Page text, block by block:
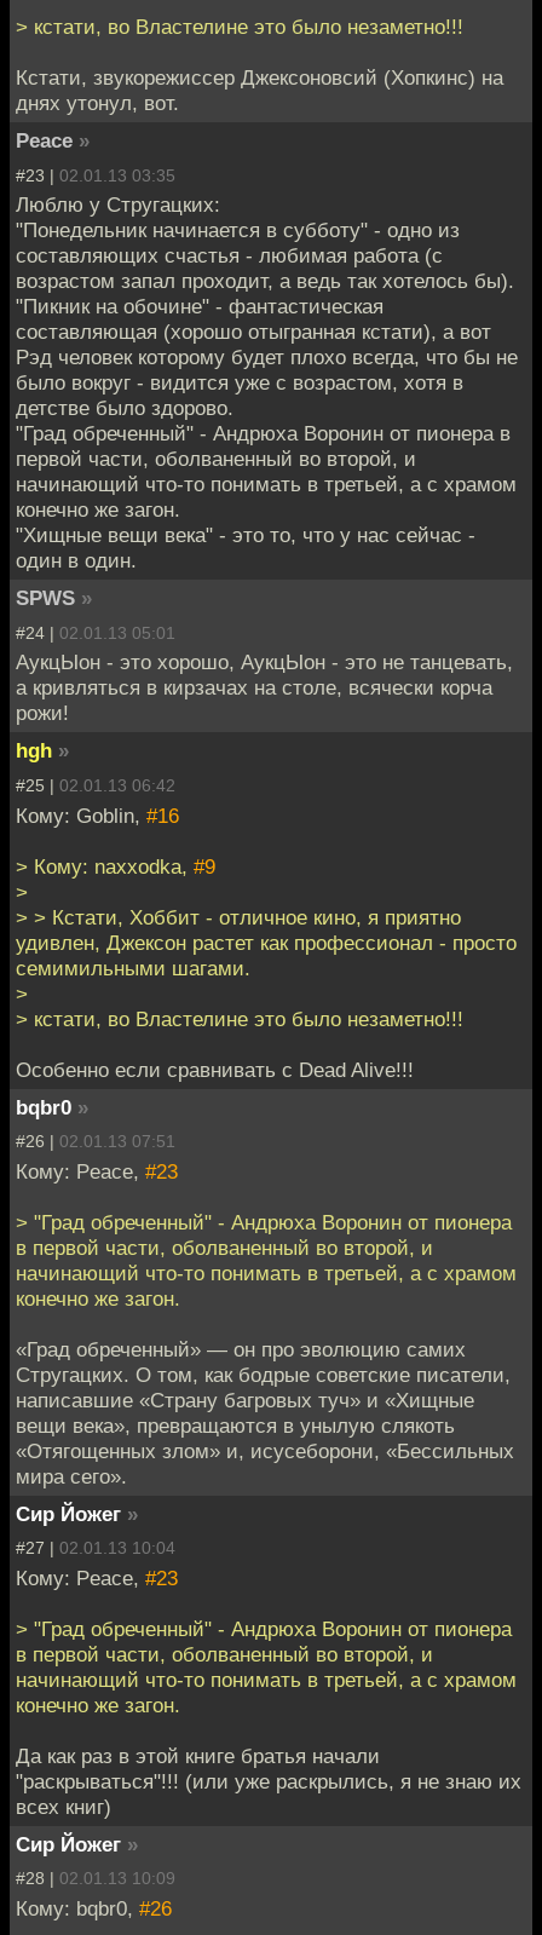
> кстати, во Властелине это было незаметно!!!
Кстати, звукорежиссер Джексоновсий (Хопкинс) на
днях утонул, вот.
Peace »
#23 | 02.01.13 03:35
Люблю у Стругацких:
"Понедельник начинается в субботу" - одно из
составляющих счастья - любимая работа (с
возрастом запал проходит, а ведь так хотелось бы).
"Пикник на обочине" - фантастическая
составляющая (хорошо отыгранная кстати), а вот
Рэд человек которому будет плохо всегда, что бы не
было вокруг - видится уже с возрастом, хотя в
детстве было здорово.
"Град обреченный" - Андрюха Воронин от пионера в
первой части, оболваненный во второй, и
начинающий что-то понимать в третьей, а с храмом
конечно же загон.
"Хищные вещи века" - это то, что у нас сейчас -
один в один.
SPWS »
#24 | 02.01.13 05:01
АукцЫон - это хорошо, АукцЫон - это не танцевать,
а кривляться в кирзачах на столе, всячески корча
рожи!
hgh »
#25 | 02.01.13 06:42
Кому: Goblin, #16
> Кому: naxxodka, #9
>
> > Кстати, Хоббит - отличное кино, я приятно
удивлен, Джексон растет как профессионал - просто
семимильными шагами.
>
> кстати, во Властелине это было незаметно!!!
Особенно если сравнивать с Dead Alive!!!
bqbr0 »
#26 | 02.01.13 07:51
Кому: Peace, #23
> "Град обреченный" - Андрюха Воронин от пионера
в первой части, оболваненный во второй, и
начинающий что-то понимать в третьей, а с храмом
конечно же загон.
«Град обреченный» — он про эволюцию самих
Стругацких. О том, как бодрые советские писатели,
написавшие «Страну багровых туч» и «Хищные
вещи века», превращаются в унылую слякоть
«Отягощенных злом» и, исусеборони, «Бессильных
мира сего».
Сир Йожег »
#27 | 02.01.13 10:04
Кому: Peace, #23
> "Град обреченный" - Андрюха Воронин от пионера
в первой части, оболваненный во второй, и
начинающий что-то понимать в третьей, а с храмом
конечно же загон.
Да как раз в этой книге братья начали
"раскрываться"!!! (или уже раскрылись, я не знаю их
всех книг)
Сир Йожег »
#28 | 02.01.13 10:09
Кому: bqbr0, #26